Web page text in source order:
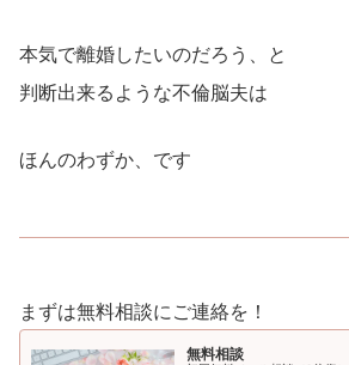
本気で離婚したいのだろう、と
判断出来るような不倫脳夫は
ほんのわずか、です
まずは無料相談にご連絡を！
無料相談